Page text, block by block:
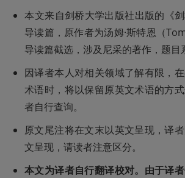
本文来自剑桥大学出版社出版的《剑
导读篇，原作者为汤姆·斯特恩（
导读篇截选，涉及尼采的著作，题目
因译者本人对相关领域了解有限，
术语时，将以保留原英文术语的方
者自行查询。
原文尾注将在文末以英文呈现，译
文呈现，请读者注意区分。
本文为译者自行翻译校对。由于译